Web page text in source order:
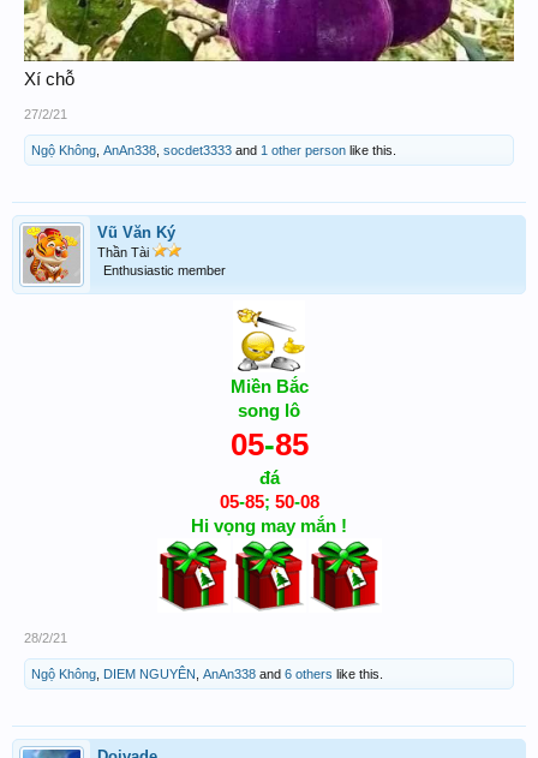
Xí chỗ
27/2/21
Ngộ Không AnAn338 socdet3333 and 1 other person like this.
Vũ Văn Ký
Thần Tài
Enthusiastic member
Miền Bắc
song lô
05-85
đá
05-85; 50-08
Hi vọng may mắn !
28/2/21
Ngộ Không DIEM NGUYÊN AnAn338 and 6 others like this.